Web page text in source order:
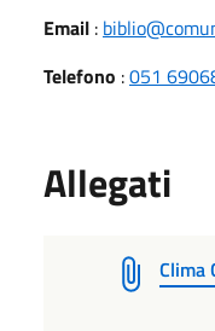
Email :
Telefono :051
Allegati
Clima